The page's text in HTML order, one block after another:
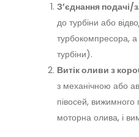
З’єднання
до турбіни або
турбокомпресора, а
турбіни).
Витік оливи з
з механічною або
півосей, вижимного
моторна олива, і